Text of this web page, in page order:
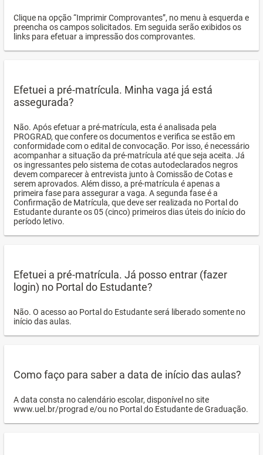
Clique na opção “Imprimir Comprovantes”, no menu à esquerda e
preencha os campos solicitados. Em seguida serão exibidos os
links para efetuar a impressão dos comprovantes.
Efetuei a pré-matrícula. Minha vaga já está
assegurada?
Não. Após efetuar a pré-matrícula, esta é analisada pela
PROGRAD, que confere os documentos e verifica se estão em
conformidade com o edital de convocação. Por isso, é necessário
acompanhar a situação da pré-matrícula até que seja aceita. Já
os ingressantes pelo sistema de cotas autodeclarados negros
devem comparecer à entrevista junto à Comissão de Cotas e
serem aprovados. Além disso, a pré-matrícula é apenas a
primeira fase para assegurar a vaga. A segunda fase é a
Confirmação de Matrícula, que deve ser realizada no Portal do
Estudante durante os 05 (cinco) primeiros dias úteis do início do
período letivo.
Efetuei a pré-matrícula. Já posso entrar (fazer
login) no Portal do Estudante?
Não. O acesso ao Portal do Estudante será liberado somente no
início das aulas.
Como faço para saber a data de início das aulas?
A data consta no calendário escolar, disponível no site
www.uel.br/prograd e/ou no Portal do Estudante de Graduação.